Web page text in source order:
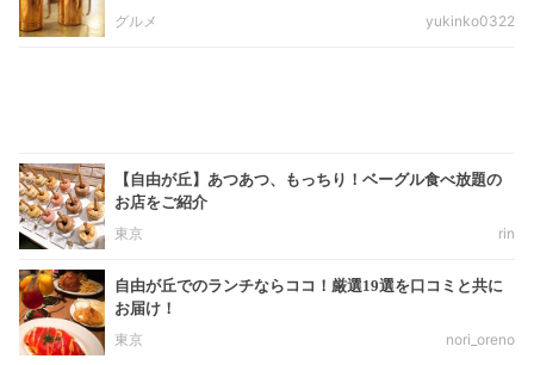
グルメ
yukinko0322
【自由が丘】あつあつ、もっちり！ベーグル食べ放題の
お店をご紹介
東京
rin
自由が丘でのランチならココ！厳選19選を口コミと共に
お届け！
東京
nori_oreno